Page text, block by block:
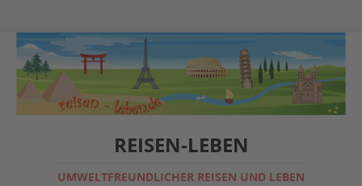
REISEN-LEBEN
UMWELTFREUNDLICHER REISEN UND LEBEN